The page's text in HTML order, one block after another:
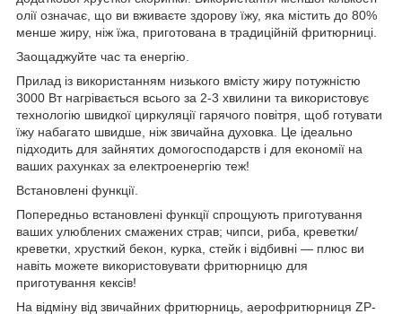
олії означає, що ви вживаєте здорову їжу, яка містить до 80%
менше жиру, ніж їжа, приготована в традиційній фритюрниці.
Заощаджуйте час та енергію.
Прилад із використанням низького вмісту жиру потужністю
3000 Вт нагрівається всього за 2-3 хвилини та використовує
технологію швидкої циркуляції гарячого повітря, щоб готувати
їжу набагато швидше, ніж звичайна духовка. Це ідеально
підходить для зайнятих домогосподарств і для економії на
ваших рахунках за електроенергію теж!
Встановлені функції.
Попередньо встановлені функції спрощують приготування
ваших улюблених смажених страв; чипси, риба, креветки/
креветки, хрусткий бекон, курка, стейк і відбивні — плюс ви
навіть можете використовувати фритюрницю для
приготування кексів!
На відміну від звичайних фритюрниць, аерофритюрниця ZP-